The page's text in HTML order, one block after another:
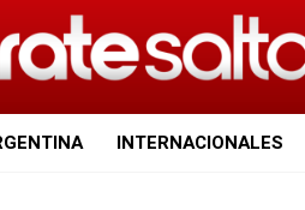
INTERNACIONALES